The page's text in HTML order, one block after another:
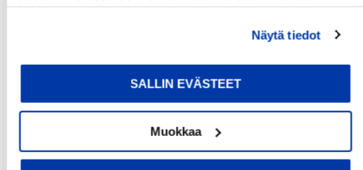
suostumuksesi tai muuttaa sitä milloin tahansa. Lue lisää
evästeselosteestamme.
Näytä tiedot
SALLIN EVÄSTEET
Muokkaa